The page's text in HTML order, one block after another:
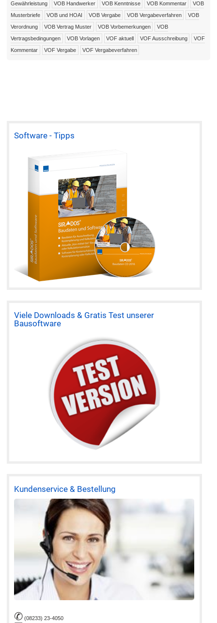
Gewährleistung
VOB Handwerker VOB Kenntnisse VOB Kommentar
VOB
Musterbriefe
VOB und HOAI VOB Vergabe VOB Vergabeverfahren
VOB
Verordnung
VOB Vertrag Muster VOB Vorbemerkungen
VOB
Vertragsbedingungen
VOB Vorlagen VOF aktuell VOF Ausschreibung
VOF
Kommentar
VOF Vergabe VOF Vergabeverfahren
Software - Tipps
Viele Downloads & Gratis Test unserer
Bausoftware
Kundenservice & Bestellung
✆ (08233) 23-4050